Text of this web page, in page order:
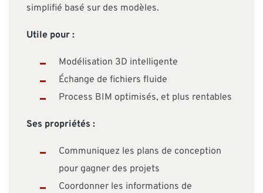
simplifié basé sur des modèles.
Utile pour :
Modélisation 3D intelligente
Échange de fichiers fluide
Process BIM optimisés, et plus rentables
Ses propriétés :
Communiquez les plans de conception
pour gagner des projets
Coordonner les informations de